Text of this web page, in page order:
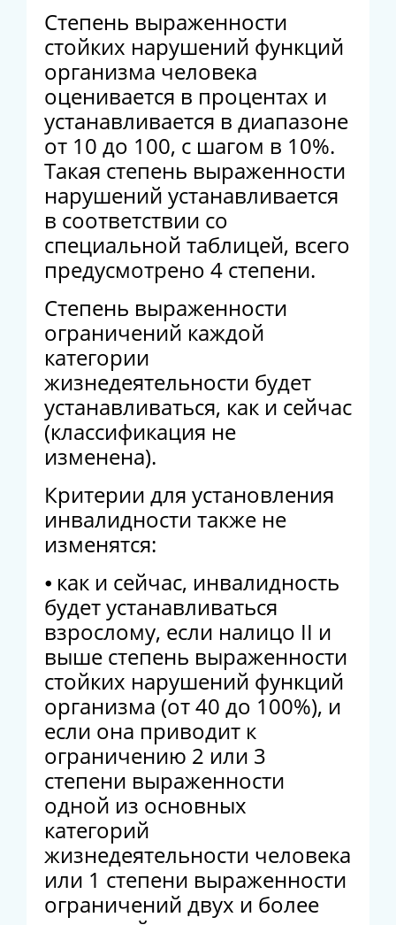
Степень выраженности
стойких нарушений функций
организма человека
оценивается в процентах и
устанавливается в диапазоне
от 10 до 100, с шагом в 10%.
Такая степень выраженности
нарушений устанавливается
в соответствии со
специальной таблицей, всего
предусмотрено 4 степени.
Степень выраженности
ограничений каждой
категории
жизнедеятельности будет
устанавливаться, как и сейчас
(классификация не
изменена).
Критерии для установления
инвалидности также не
изменятся:
⦁ как и сейчас, инвалидность
будет устанавливаться
взрослому, если налицо II и
выше степень выраженности
стойких нарушений функций
организма (от 40 до 100%), и
если она приводит к
ограничению 2 или 3
степени выраженности
одной из основных
категорий
жизнедеятельности человека
или 1 степени выраженности
ограничений двух и более